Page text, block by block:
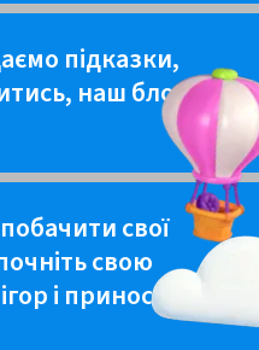
підказки,
наш блог
свої
свою
і приносити